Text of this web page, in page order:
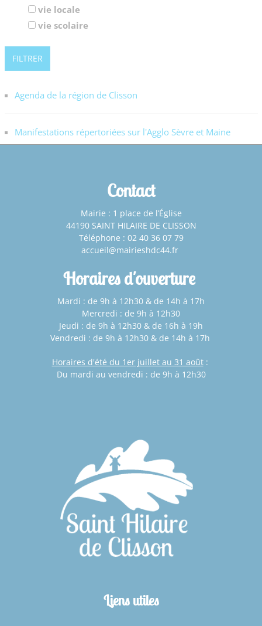
vie locale
vie scolaire
Agenda de la région de Clisson
Manifestations répertoriées sur l'Agglo Sèvre et Maine
Contact
Mairie : 1 place de l’Église
44190 SAINT HILAIRE DE CLISSON
Téléphone : 02 40 36 07 79
accueil@mairieshdc44.fr
Horaires d'ouverture
Mardi : de 9h à 12h30 & de 14h à 17h
Mercredi : de 9h à 12h30
Jeudi : de 9h à 12h30 & de 16h à 19h
Vendredi : de 9h à 12h30 & de 14h à 17h
Horaires d'été du 1er juillet au 31 août:
Du mardi au vendredi : de 9h à 12h30
Liens utiles